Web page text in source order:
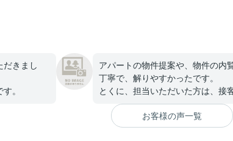
だきまし
。
アパートの物件提案や、物件の内
丁寧で、解りやすかったです。
とくに、担当いただいた方は、接
かったです。
ありがとうございました。
お客様の声一覧